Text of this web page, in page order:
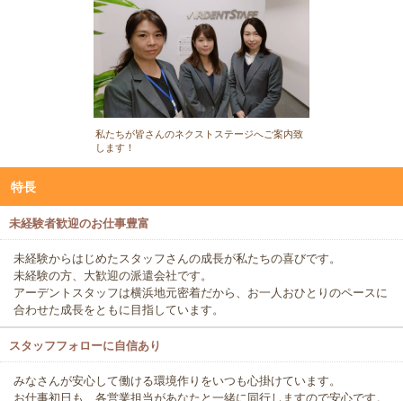
私たちが皆さんのネクストステージへご案内致
します！
特長
未経験者歓迎のお仕事豊富
未経験からはじめたスタッフさんの成長が私たちの喜びです。
未経験の方、大歓迎の派遣会社です。
アーデントスタッフは横浜地元密着だから、お一人おひとりのペースに
合わせた成長をともに目指しています。
スタッフフォローに自信あり
みなさんが安心して働ける環境作りをいつも心掛けています。
お仕事初日も、各営業担当があなたと一緒に同行しますので安心です。